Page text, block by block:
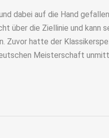
dabei auf die Hand
über die Ziellinie und kann
Zuvor hatte der
Meisterschaft